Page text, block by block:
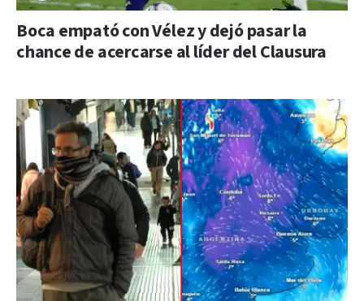
Boca empató con Vélez y dejó pasar la
chance de acercarse al líder del Clausura